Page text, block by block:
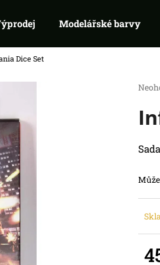
Modelářské barvy
Dice Set
z
5
Co potřebujete najít?
08: ASHES OF THE EMPIRE -